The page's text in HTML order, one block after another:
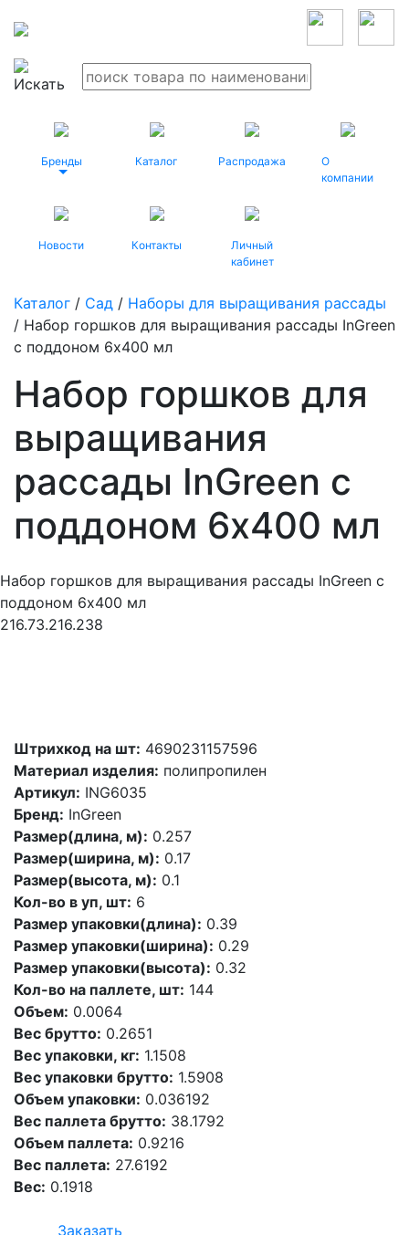
Бренды Каталог Распродажа
О
компании
Новости Контакты
Личный
кабинет
Каталог / Сад / Наборы для выращивания рассады
/ Набор горшков для выращивания рассады InGreen
с поддоном 6х400 мл
Набор горшков для
выращивания
рассады InGreen с
поддоном 6х400 мл
Набор горшков для выращивания рассады InGreen с
поддоном 6х400 мл
216.73.216.238
Штрихкод на шт: 4690231157596
Материал изделия: полипропилен
Артикул: ING6035
Бренд: InGreen
Размер(длина, м): 0.257
Размер(ширина, м): 0.17
Размер(высота, м): 0.1
Кол-во в уп, шт: 6
Размер упаковки(длина): 0.39
Размер упаковки(ширина): 0.29
Размер упаковки(высота): 0.32
Кол-во на паллете, шт: 144
Объем: 0.0064
Вес брутто: 0.2651
Вес упаковки, кг: 1.1508
Вес упаковки брутто: 1.5908
Объем упаковки: 0.036192
Вес паллета брутто: 38.1792
Объем паллета: 0.9216
Вес паллета: 27.6192
Вес: 0.1918
Заказать